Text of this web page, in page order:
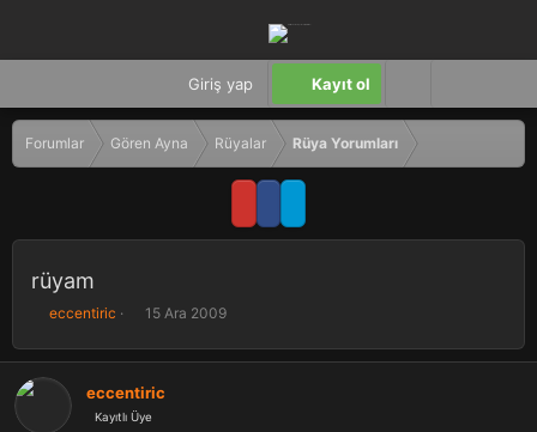
Giriş yap Kayıt ol
Forumlar Gören Ayna Rüyalar Rüya Yorumları
rüyam
K
n
b
eccentiric
B
ş
a
n
15 Ara 2009
eccentiric
Kayıtlı Üye